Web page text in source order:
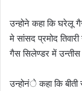
उन्होने कहा कि घरेलू
मे सांसद प्रमोद
गैस सिलेण्डर में उन्तीस
उन्होनंे कहा कि बीती